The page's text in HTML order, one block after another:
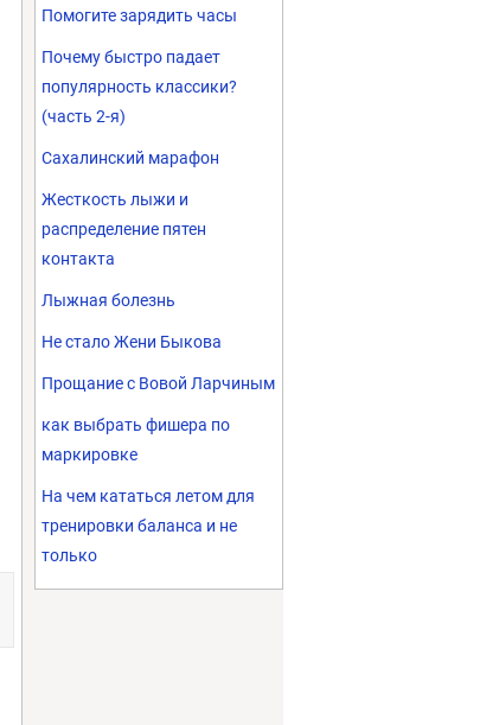
Помогите зарядить часы
Почему быстро падает
популярность классики?
(часть 2-я)
Сахалинский марафон
Жесткость лыжи и
распределение пятен
контакта
Лыжная болезнь
Не стало Жени Быкова
Прощание с Вовой Ларчиным
как выбрать фишера по
маркировке
На чем кататься летом для
тренировки баланса и не
только